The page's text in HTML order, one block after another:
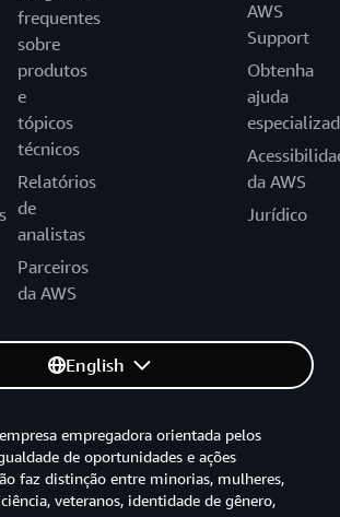
frequentes
sobre
produtos
e
tópicos
técnicos
Relatórios
de
analistas
Parceiros
da AWS
AWS
Support
Obtenha
ajuda
da AWS
Jurídico
English
empregadora orientada pelos
de oportunidades e ações
faz distinção entre minorias, mulheres,
veteranos, identidade de gênero,